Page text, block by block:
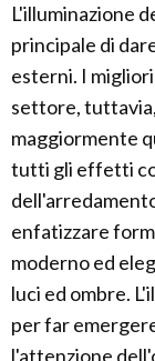
L'illuminazione
principale di
esterni. I
settore,
maggiormente
tutti gli effetti
enfatizzare
moderno ed
luci ed ombre.
per far
l'attenzione